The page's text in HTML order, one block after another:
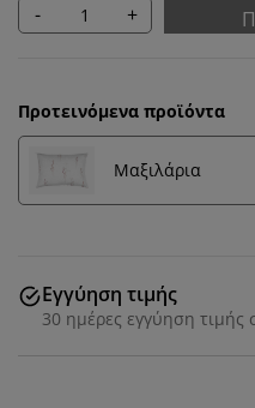
- +
Προτεινόμενα προϊόντα
Μαξιλάρια
Εγγύηση τιμής
30 ημέρες εγγύηση τιμής